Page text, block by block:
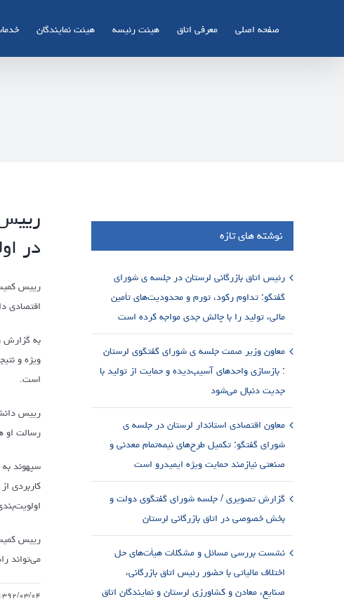
صفحه اصلی معرفی اتاق هیئت رئیسه هیئت نمایندگان
در
رییس
اقتصادی
به گزارش
ویژه و
است.
رییس
رسالت
سپهوند
کاربردی
رییس
می‌تواند
۱۳۹۲/۰۳/
نوشته های تازه
رئیس اتاق بازرگانی لرستان در جلسه ی شورای
گفتگو: تداوم رکود، تورم و محدودیت‌های تأمین
مالی، تولید را با چالش جدی مواجه کرده است
معاون وزیر صمت جلسه ی شورای گفتگوی لرستان
: بازسازی واحدهای آسیب‌دیده و حمایت از تولید با
جدیت دنبال می‌شود
معاون اقتصادی استاندار لرستان در جلسه ی
شورای گفتگو: تکمیل طرح‌های نیمه‌تمام معدنی و
صنعتی نیازمند حمایت ویژه ایمیدرو است
گزارش تصویری / جلسه شورای گفتگوی دولت و
بخش خصوصی در اتاق بازرگانی لرستان
نشست بررسی مسائل و مشکلات هیأت‌های حل
اختلاف مالیاتی با حضور رئیس اتاق بازرگانی،
صنایع، معادن و کشاورزی لرستان و نمایندگان اتاق